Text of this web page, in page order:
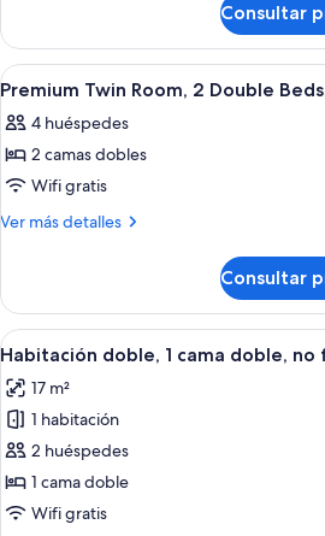
Double
Bed,
Smoking
Room,
Double
Smoking
Consultar
Abrir
todas
las
fotos
de
Premium
2
Double
Beds,
Non
Smoking
Una
5
Premium Twin Room, 2 Double
4 huéspedes
2 camas dobles
Wifi gratis
Ver más detalles
Más
Twin
Room,
2
Beds,
Non
Smoking
Consultar
Abrir
todas
las
fotos
de
Habitación
doble,
Una
21
Habitación doble, 1 cama doble, no
17 m²
1 habitación
2 huéspedes
1 cama doble
Wifi gratis